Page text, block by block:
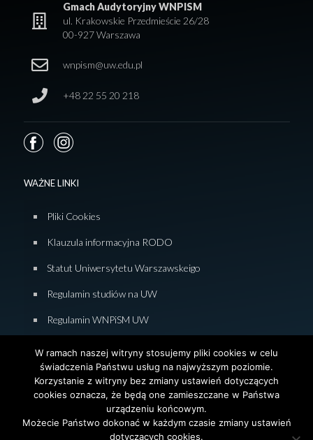
Gmach Audytoryjny WNPISM
ul. Krakowskie Przedmieście 26/28
00-927 Warszawa
wnpism@uw.edu.pl
+48 22 55 20 218
WAŻNE LINKI
Pliki Cookies
Klauzula informacyjna RODO
Statut Uniwersytetu Warszawskeigo
Regulamin studiów na UW
Regulamin WNPiSM UW
Deklaracja dostępności WNPiSM
W ramach naszej witryny stosujemy pliki cookies w celu
świadczenia Państwu usług na najwyższym poziomie.
Korzystanie z witryny bez zmiany ustawień dotyczących
cookies oznacza, że będą one zamieszczane w Państwa
urządzeniu końcowym.
Możecie Państwo dokonać w każdym czasie zmiany ustawień
dotyczących cookies.